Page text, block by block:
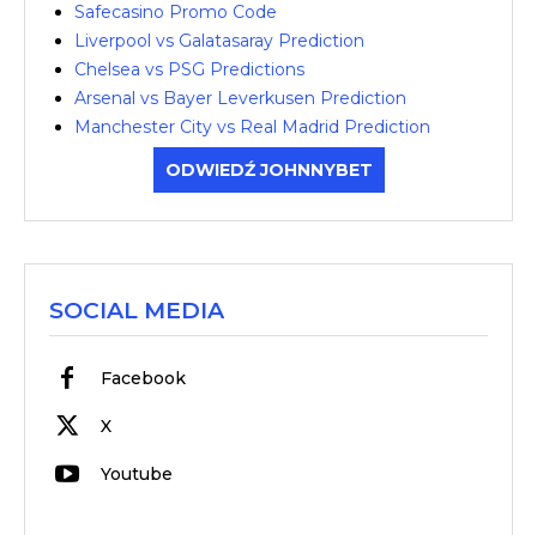
Safecasino Promo Code
Liverpool vs Galatasaray Prediction
Chelsea vs PSG Predictions
Arsenal vs Bayer Leverkusen Prediction
Manchester City vs Real Madrid Prediction
ODWIEDŹ JOHNNYBET
SOCIAL MEDIA
Facebook
X
Youtube